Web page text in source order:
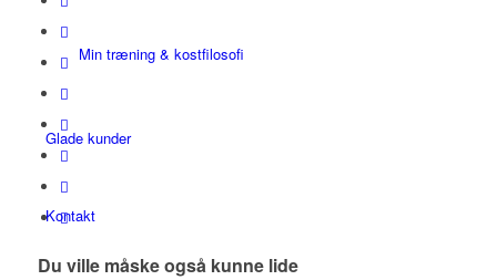
Min træning & kostfilosofi
Glade kunder
Kontakt
Du ville måske også kunne lide